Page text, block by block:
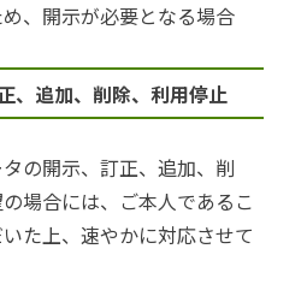
、開示が必要となる場合
、追加、削除、利用停止
の開示、訂正、追加、削
場合には、ご本人であるこ
た上、速やかに対応させて